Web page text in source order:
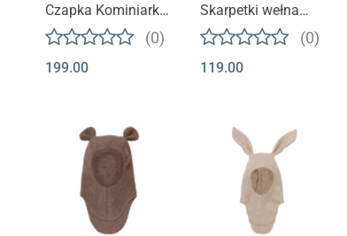
Czapka Kominiarka
Wełna Merino
BUNBUN | Camel
Melange
(0)
199.00
Skarpetki wełna
merino | Brown
Melange
(0)
119.00